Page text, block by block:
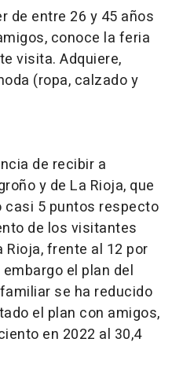
de entre 26 y 45 años
conoce la feria
visita. Adquiere,
(ropa, calzado y
de recibir a
y de La Rioja, que
casi 5 puntos respecto
de los visitantes
Rioja, frente al 12 por
el plan del
se ha reducido
el plan con amigos,
en 2022 al 30,4